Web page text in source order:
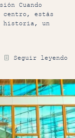
Cuando
centro, estás
historia, un
Seguir leyendo